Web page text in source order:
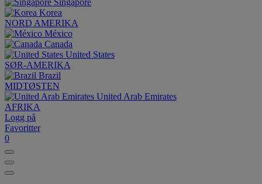
Singapore
Korea
NORD AMERIKA
México
Canada
United States
SØR-AMERIKA
Brazil
MIDTØSTEN
United Arab Emirates
AFRIKA
Logg på
Favoritter
0